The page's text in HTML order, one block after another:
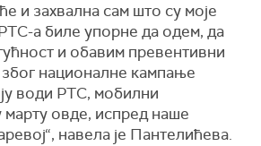
и захвална сам што су моје
а биле упорне да одем, да
и обавим превентивни
због националне кампање
води РТС, мобилни
овде, испред наше
навела је Пантелићева.